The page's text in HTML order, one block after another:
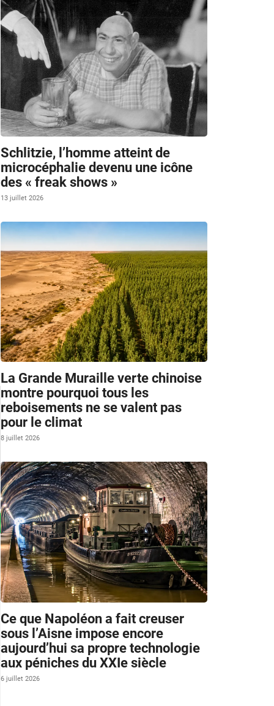
Schlitzie, l’homme atteint de
microcéphalie devenu une icône
des « freak shows »
13 juillet 2026
La Grande Muraille verte chinoise
montre pourquoi tous les
reboisements ne se valent pas
pour le climat
8 juillet 2026
Ce que Napoléon a fait creuser
sous l’Aisne impose encore
aujourd’hui sa propre technologie
aux péniches du XXIe siècle
6 juillet 2026